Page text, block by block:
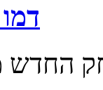
Civilization 5 - דמו